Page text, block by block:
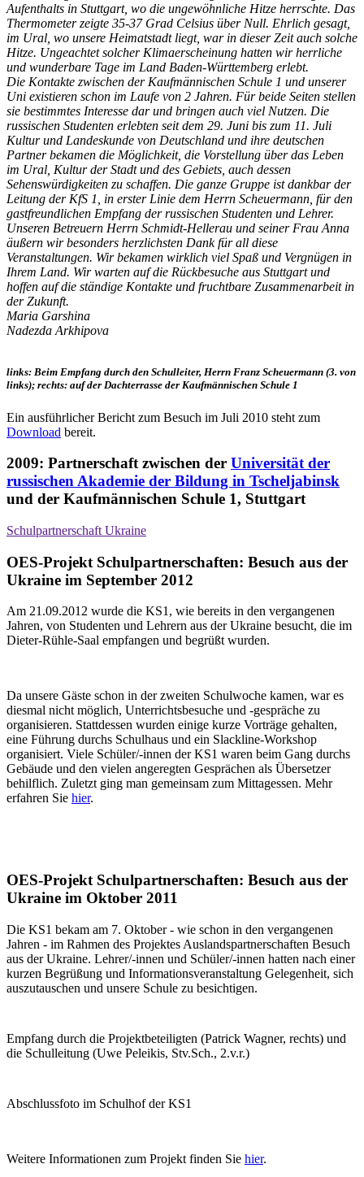
Aufenthalts in Stuttgart, wo die ungewöhnliche Hitze herrschte. Das
Thermometer zeigte 35-37 Grad Celsius über Null. Ehrlich gesagt,
im Ural, wo unsere Heimatstadt liegt, war in dieser Zeit auch solche
Hitze. Ungeachtet solcher Klimaerscheinung hatten wir herrliche
und wunderbare Tage im Land Baden-Württemberg erlebt.
Die Kontakte zwischen der Kaufmännischen Schule 1 und unserer
Uni existieren schon im Laufe von 2 Jahren. Für beide Seiten stellen
sie bestimmtes Interesse dar und bringen auch viel Nutzen. Die
russischen Studenten erlebten seit dem 29. Juni bis zum 11. Juli
Kultur und Landeskunde von Deutschland und ihre deutschen
Partner bekamen die Möglichkeit, die Vorstellung über das Leben
im Ural, Kultur der Stadt und des Gebiets, auch dessen
Sehenswürdigkeiten zu schaffen. Die ganze Gruppe ist dankbar der
Leitung der KfS 1, in erster Linie dem Herrn Scheuermann, für den
gastfreundlichen Empfang der russischen Studenten und Lehrer.
Unseren Betreuern Herrn Schmidt-Hellerau und seiner Frau Anna
äußern wir besonders herzlichsten Dank für all diese
Veranstaltungen. Wir bekamen wirklich viel Spaß und Vergnügen in
Ihrem Land. Wir warten auf die Rückbesuche aus Stuttgart und
hoffen auf die ständige Kontakte und fruchtbare Zusammenarbeit in
der Zukunft.
Maria Garshina
Nadezda Arkhipova
links: Beim Empfang durch den Schulleiter, Herrn Franz Scheuermann (3. von
links); rechts: auf der Dachterrasse der Kaufmännischen Schule 1
Ein ausführlicher Bericht zum Besuch im Juli 2010 steht zum
Download bereit.
2009: Partnerschaft zwischen der Universität der
russischen Akademie der Bildung in Tscheljabinsk
und der Kaufmännischen Schule 1, Stuttgart
Schulpartnerschaft Ukraine
OES-Projekt Schulpartnerschaften: Besuch aus der
Ukraine im September 2012
Am 21.09.2012 wurde die KS1, wie bereits in den vergangenen
Jahren, von Studenten und Lehrern aus der Ukraine besucht, die im
Dieter-Rühle-Saal empfangen und begrüßt wurden.
Da unsere Gäste schon in der zweiten Schulwoche kamen, war es
diesmal nicht möglich, Unterrichtsbesuche und -gespräche zu
organisieren. Stattdessen wurden einige kurze Vorträge gehalten,
eine Führung durchs Schulhaus und ein Slackline-Workshop
organisiert. Viele Schüler/-innen der KS1 waren beim Gang durchs
Gebäude und den vielen angeregten Gesprächen als Übersetzer
behilflich. Zuletzt ging man gemeinsam zum Mittagessen. Mehr
erfahren Sie hier.
OES-Projekt Schulpartnerschaften: Besuch aus der
Ukraine im Oktober 2011
Die KS1 bekam am 7. Oktober - wie schon in den vergangenen
Jahren - im Rahmen des Projektes Auslandspartnerschaften Besuch
aus der Ukraine. Lehrer/-innen und Schüler/-innen hatten nach einer
kurzen Begrüßung und Informationsveranstaltung Gelegenheit, sich
auszutauschen und unsere Schule zu besichtigen.
Empfang durch die Projektbeteiligten (Patrick Wagner, rechts) und
die Schulleitung (Uwe Peleikis, Stv.Sch., 2.v.r.)
Abschlussfoto im Schulhof der KS1
Weitere Informationen zum Projekt finden Sie hier.